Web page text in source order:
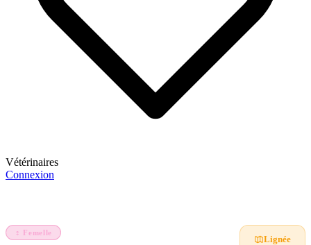
Vétérinaires
Connexion
♀ Femelle
Lignée